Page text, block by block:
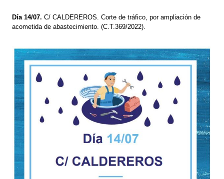
Día 14/07.C/ CALDEREROS. Corte de tráfico, por ampliación de
acometida de abastecimiento. (C.T.369/2022).